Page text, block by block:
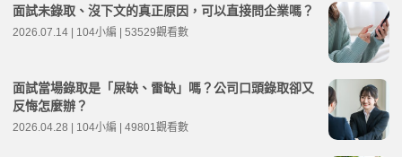
面試未錄取、沒下文的真正原因，可以直接問企業嗎？
2026.07.14 | 104小編 | 53529觀看數
面試當場錄取是「屎缺、雷缺」嗎？公司口頭錄取卻又
反悔怎麼辦？
2026.04.28 | 104小編 | 49801觀看數